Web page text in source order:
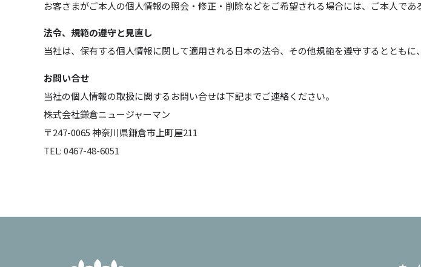
お客さまがご本人の個人情報の照会・修正・削除などをご希望される場合には、ご本人であ
法令、規範の遵守と見直し
当社は、保有する個人情報に関して適用される日本の法令、その他規範を遵守するとともに
お問い合せ
当社の個人情報の取扱に関するお問い合せは下記までご連絡ください。
株式会社鎌倉ニュージャーマン
〒247-0065 神奈川県鎌倉市上町屋211
TEL:0467-48-6051